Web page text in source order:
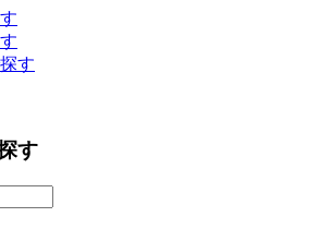
す
す